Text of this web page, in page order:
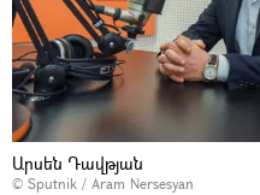
Արսեն Դավթյան
© Sputnik / Aram Nersesyan